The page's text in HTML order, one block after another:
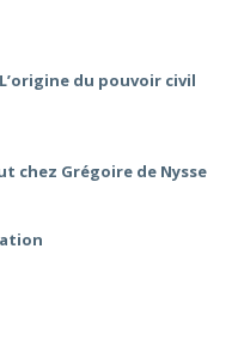
du pouvoir civil
chez Grégoire de Nysse